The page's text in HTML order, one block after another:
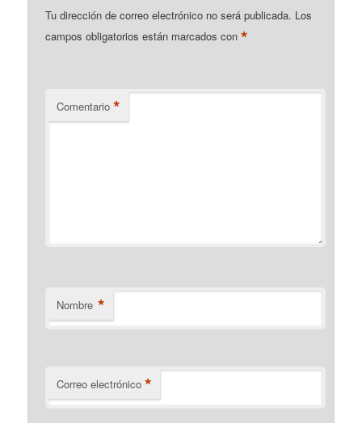
Tu dirección de correo electrónico no será publicada. Los
campos obligatorios están marcados con*
Comentario *
Nombre *
Correo electrónico *